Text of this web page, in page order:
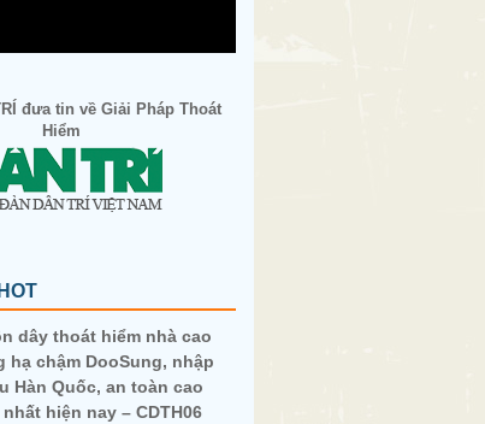
đưa tin về Giải Pháp Thoát
Hiểm
dây thoát hiểm nhà cao
hạ chậm DooSung, nhập
Hàn Quốc, an toàn cao
hiện nay – CDTH06